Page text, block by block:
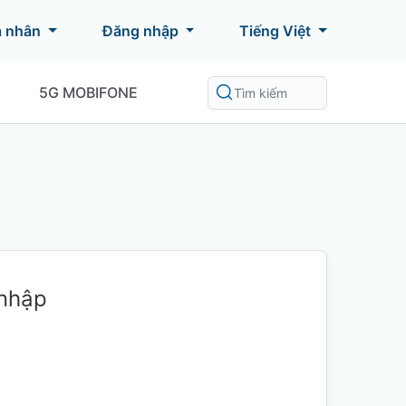
nhân Đăng nhập Tiếng Việt
5G MOBIFONE